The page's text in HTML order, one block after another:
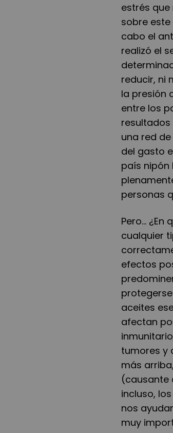
estrés
sobre
cabo el
realizó el
reducir, ni
la presión
entre los
resultados
una red
del gasto
país nipón
personas
Pero...
cualquier
efectos
aceites
afectan
tumores y
más
(causante
incluso,
nos
muy